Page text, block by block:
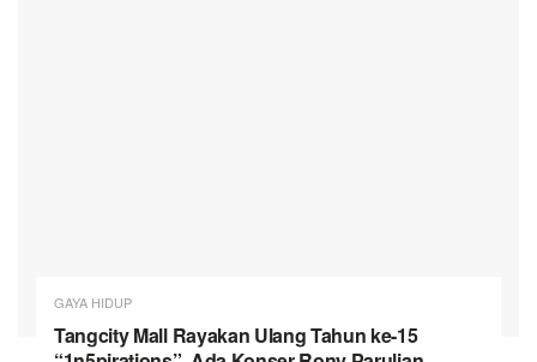
GAYA HIDUP
Tangcity Mall Rayakan Ulang Tahun ke-15